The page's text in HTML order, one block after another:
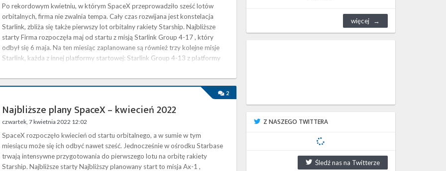
Po rekordowym kwietniu, w którym SpaceX przeprowadziło sześć lotów
orbitalnych, firma nie zwalnia tempa. Cały czas rozwijana jest konstelacja
Starlink, zbliża się także pierwszy lot orbitalny rakiety Starship. Najbliższe
starty Firma rozpoczęła maj od startu z misją Starlink Group 4-17 , który
odbył się 6 maja. Na ten miesiąc zaplanowane są również trzy kolejne misje
Starlink, każda z innej platformy startowej: Starlink Group 4-13 z platformy
2
Najbliższe plany SpaceX – kwiecień 2022
czwartek, 7 kwietnia 2022 12:02
SpaceX rozpoczęło kwiecień od startu orbitalnego, a w sumie w tym
miesiącu może się ich odbyć nawet sześć. Jednocześnie w ośrodku Starbase
trwają intensywne przygotowania do pierwszego lotu na orbitę rakiety
Starship. Najbliższe starty Najbliższy planowany start to misja Ax-1 ,
więcej
Z NASZEGO TWITTERA
Śledź nas na Twitterze